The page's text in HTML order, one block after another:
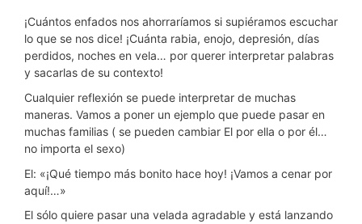
¡Cuántos enfados nos ahorraríamos si supiéramos escuchar
lo que se nos dice! ¡Cuánta rabia, enojo, depresión, días
perdidos, noches en vela… por querer interpretar palabras
y sacarlas de su contexto!
Cualquier reflexión se puede interpretar de muchas
maneras. Vamos a poner un ejemplo que puede pasar en
muchas familias ( se pueden cambiar El por ella o por él…
no importa el sexo)
El: «¡Qué tiempo más bonito hace hoy! ¡Vamos a cenar por
aquí!…»
El sólo quiere pasar una velada agradable y está lanzando